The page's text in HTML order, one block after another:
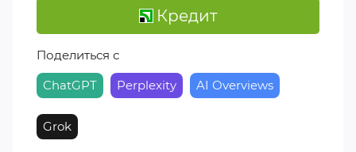
Кредит
Поделиться с
ChatGPT
Perplexity AI Overviews
Grok